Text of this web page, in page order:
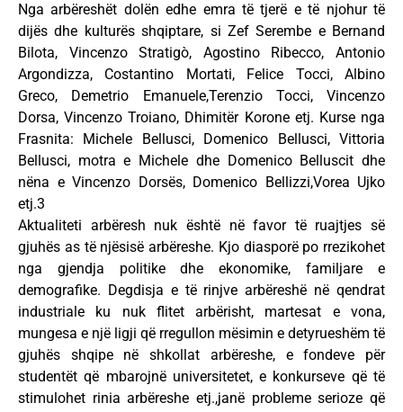
Nga arbëreshët dolën edhe emra të tjerë e të njohur të
dijës dhe kulturës shqiptare, si Zef Serembe e Bernand
Bilota, Vincenzo Stratigò, Agostino Ribecco, Antonio
Argondizza, Costantino Mortati, Felice Tocci, Albino
Greco, Demetrio Emanuele,Terenzio Tocci, Vincenzo
Dorsa, Vincenzo Troiano, Dhimitër Korone etj. Kurse nga
Frasnita: Michele Bellusci, Domenico Bellusci, Vittoria
Bellusci, motra e Michele dhe Domenico Belluscit dhe
nëna e Vincenzo Dorsës, Domenico Bellizzi,Vorea Ujko
etj.3
Aktualiteti arbëresh nuk është në favor të ruajtjes së
gjuhës as të njësisë arbëreshe. Kjo diasporë po rrezikohet
nga gjendja politike dhe ekonomike, familjare e
demografike. Degdisja e të rinjve arbëreshë në qendrat
industriale ku nuk flitet arbërisht, martesat e vona,
mungesa e një ligji që rregullon mësimin e detyrueshëm të
gjuhës shqipe në shkollat arbëreshe, e fondeve për
studentët që mbarojnë universitetet, e konkurseve që të
stimulohet rinia arbëreshe etj.,janë probleme serioze që